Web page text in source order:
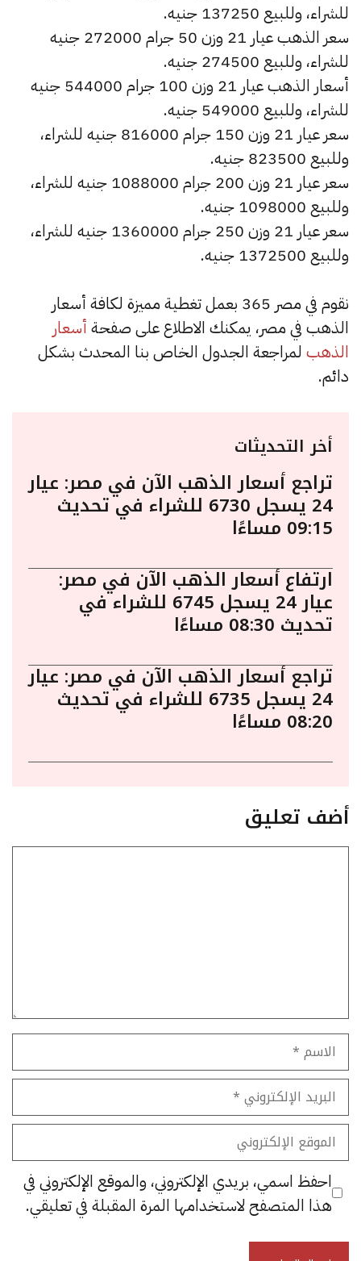
للشراء، وللبيع 137250 جنيه.
سعر الذهب عيار 21 وزن 50 جرام 272000 جنيه
للشراء، وللبيع 274500 جنيه.
أسعار الذهب عيار 21 وزن 100 جرام 544000 جنيه
للشراء، وللبيع 549000 جنيه.
سعر عيار 21 وزن 150 جرام 816000 جنيه للشراء،
وللبيع 823500 جنيه.
سعر عيار 21 وزن 200 جرام 1088000 جنيه للشراء،
وللبيع 1098000 جنيه.
سعر عيار 21 وزن 250 جرام 1360000 جنيه للشراء،
وللبيع 1372500 جنيه.
نقوم في مصر 365 بعمل تغطية مميزة لكافة أسعار
الذهب في مصر، يمكنك الاطلاع على صفحة أسعار
الذهب لمراجعة الجدول الخاص بنا المحدث بشكل
دائم.
أخر التحديثات
تراجع أسعار الذهب الآن في مصر: عيار
24 يسجل 6730 للشراء في تحديث
09:15 مساءًا
ارتفاع أسعار الذهب الآن في مصر:
عيار 24 يسجل 6745 للشراء في
تحديث 08:30 مساءًا
تراجع أسعار الذهب الآن في مصر: عيار
24 يسجل 6735 للشراء في تحديث
08:20 مساءًا
أضف تعليق
الاسم
البريد
الإلكتروني
الموقع
الإلكتروني
احفظ اسمي، بريدي الإلكتروني، والموقع الإلكتروني في
هذا المتصفح لاستخدامها المرة المقبلة في تعليقي.